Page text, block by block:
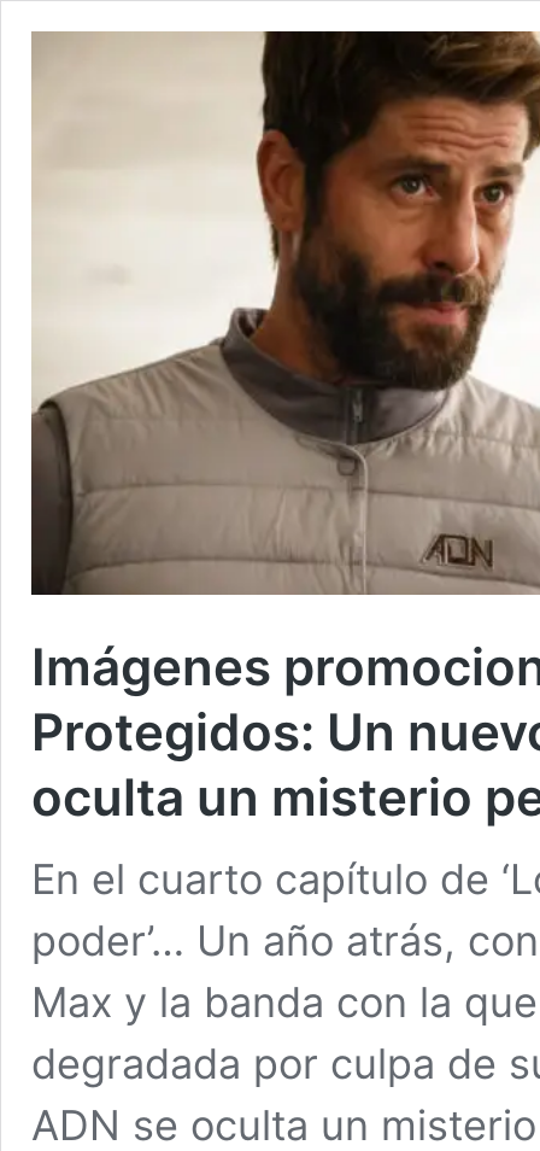
Imágenes
Protegidos: Un
oculta un misterio
En el cuarto capítulo de
poder’… Un año atrás,
Max y la banda con la
degradada por culpa de
ADN se oculta un